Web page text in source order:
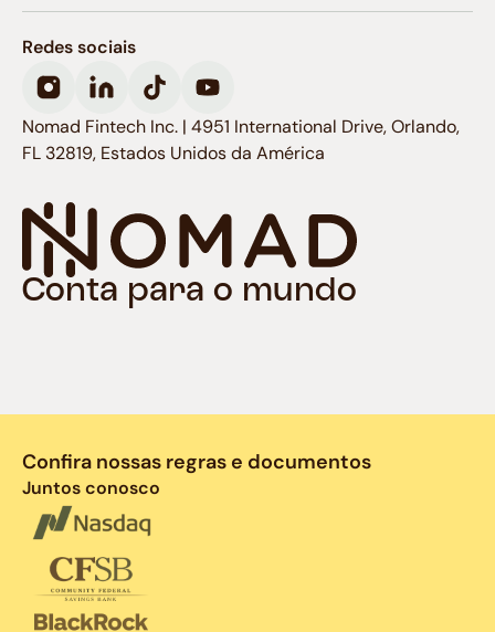
Conta para o mundo
Redes sociais
Nomad Fintech Inc. | 4951 International Drive, Orlando,
FL 32819, Estados Unidos da América
Confira nossas regras e documentos
Juntos conosco